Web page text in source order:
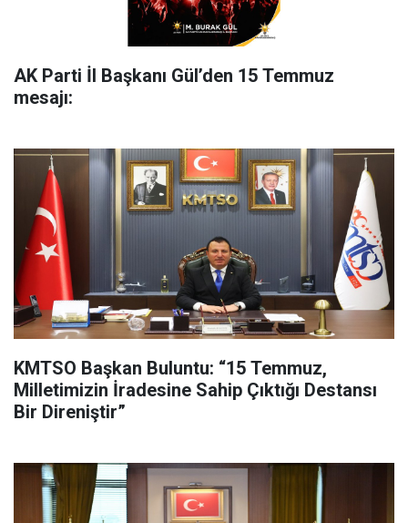
AK Parti İl Başkanı Gül’den 15 Temmuz
mesajı:
KMTSO Başkan Buluntu: “15 Temmuz,
Milletimizin İradesine Sahip Çıktığı Destansı
Bir Direniştir”